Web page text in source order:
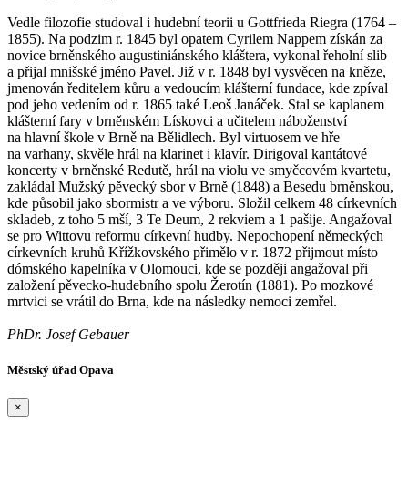
Vedle filozofie studoval i hudební teorii u Gottfrieda Riegra (1764 –
1855). Na podzim r. 1845 byl opatem Cyrilem Nappem získán za
novice brněnského augustiniánského kláštera, vykonal řeholní slib
a přijal mnišské jméno Pavel. Již v r. 1848 byl vysvěcen na kněze,
jmenován ředitelem kůru a vedoucím klášterní fundace, kde zpíval
pod jeho vedením od r. 1865 také Leoš Janáček. Stal se kaplanem
klášterní fary v brněnském Lískovci a učitelem náboženství
na hlavní škole v Brně na Bělidlech. Byl virtuosem ve hře
na varhany, skvěle hrál na klarinet i klavír. Dirigoval kantátové
koncerty v brněnské Redutě, hrál na violu ve smyčcovém kvartetu,
zakládal Mužský pěvecký sbor v Brně (1848) a Besedu brněnskou,
kde působil jako sbormistr a ve výboru. Složil celkem 48 církevních
skladeb, z toho 5 mší, 3 Te Deum, 2 rekviem a 1 pašije. Angažoval
se pro Wittovu reformu církevní hudby. Nepochopení německých
církevních kruhů Křížkovského přimělo v r. 1872 přijmout místo
dómského kapelníka v Olomouci, kde se později angažoval při
založení pěvecko-hudebního spolu Žerotín (1881). Po mozkové
mrtvici se vrátil do Brna, kde na následky nemoci zemřel.
PhDr. Josef Gebauer
Městský úřad Opava
×